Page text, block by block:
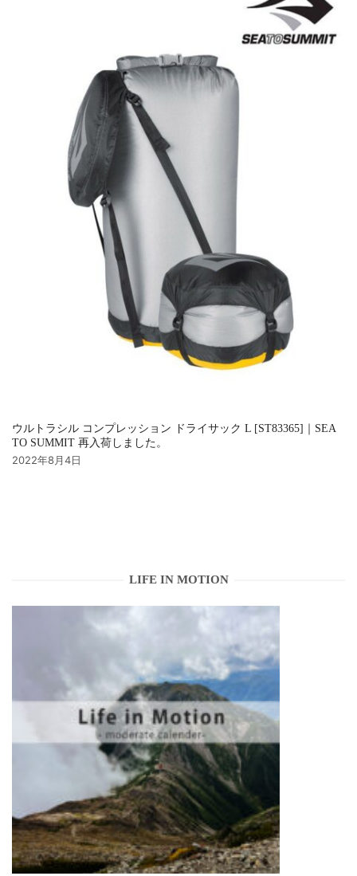
ウルトラシル コンプレッション ドライサック L [ST83365]｜SEA
TO SUMMIT 再入荷しました。
2022年8月4日
LIFE IN MOTION